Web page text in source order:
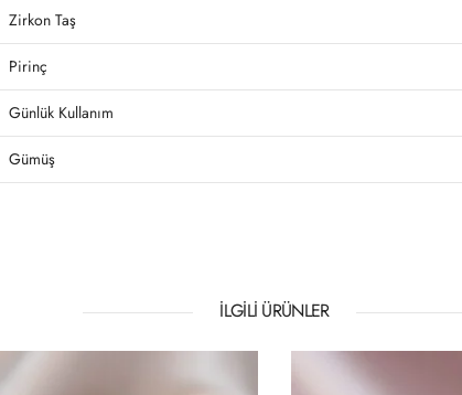
Zirkon Taş
Pirinç
Günlük Kullanım
Gümüş
İLGILI ÜRÜNLER